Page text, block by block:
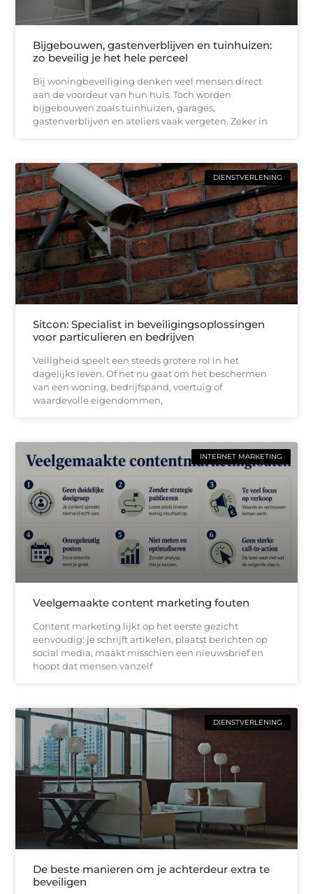
Bijgebouwen, gastenverblijven en tuinhuizen:
zo beveilig je het hele perceel
Bij woningbeveiliging denken veel mensen direct
aan de voordeur van hun huis. Toch worden
bijgebouwen zoals tuinhuizen, garages,
gastenverblijven en ateliers vaak vergeten. Zeker in
DIENSTVERLENING
Sitcon: Specialist in beveiligingsoplossingen
voor particulieren en bedrijven
Veiligheid speelt een steeds grotere rol in het
dagelijks leven. Of het nu gaat om het beschermen
van een woning, bedrijfspand, voertuig of
waardevolle eigendommen,
INTERNET MARKETING
Veelgemaakte content marketing fouten
Content marketing lijkt op het eerste gezicht
eenvoudig: je schrijft artikelen, plaatst berichten op
social media, maakt misschien een nieuwsbrief en
hoopt dat mensen vanzelf
DIENSTVERLENING
De beste manieren om je achterdeur extra te
beveiligen